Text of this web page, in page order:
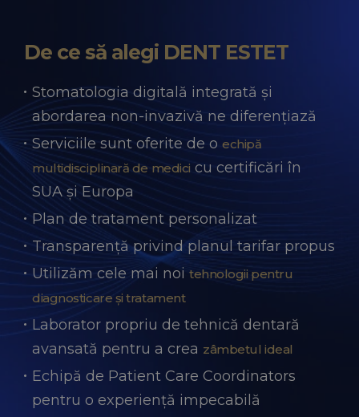
De ce să alegi DENT ESTET
Stomatologia digitală integrată și
abordarea non-invazivă ne diferențiază
Serviciile sunt oferite de o echipă
multidisciplinară de medici cu certificări în
SUA și Europa
Plan de tratament personalizat
Transparență privind planul tarifar propus
Utilizăm cele mai noi tehnologii pentru
diagnosticare și tratament
Laborator propriu de tehnică dentară
avansată pentru a crea zâmbetul ideal
Echipă de Patient Care Coordinators
pentru o experiență impecabilă